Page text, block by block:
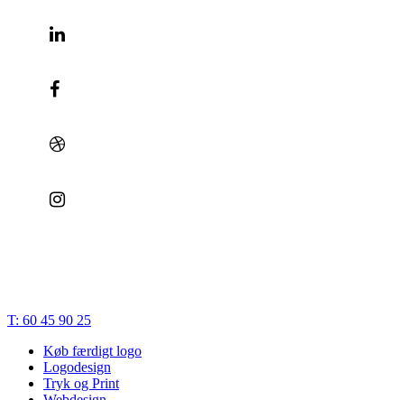
Close
T: 60 45 90 25
Køb færdigt logo
Logodesign
Tryk og Print